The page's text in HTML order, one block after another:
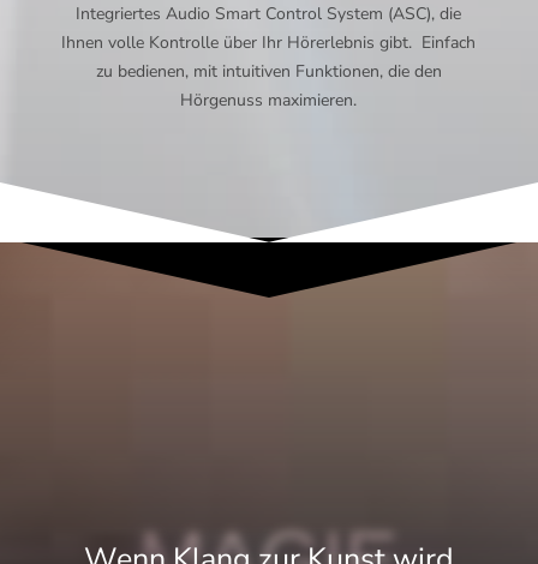
Integriertes Audio Smart Control System (ASC), die
Ihnen volle Kontrolle über Ihr Hörerlebnis gibt. Einfach
zu bedienen, mit intuitiven Funktionen, die den
Hörgenuss maximieren.